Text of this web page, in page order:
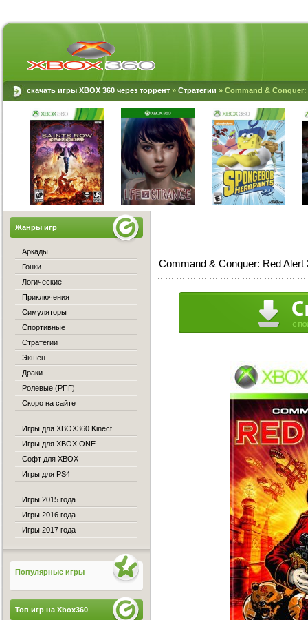
скачать игры XBOX 360 через торрент » Стратегии » Command & Conquer:
Command & Conquer: Red Alert
Жанры игр
Аркады
Гонки
Логические
Приключения
Симуляторы
Спортивные
Стратегии
Экшен
Драки
Ролевые (РПГ)
Скоро на сайте
Игры для XBOX360 Kinect
Игры для XBOX ONE
Софт для XBOX
Игры для PS4
Игры 2015 года
Игры 2016 года
Игры 2017 года
Популярные игры
Топ игр на Xbox360